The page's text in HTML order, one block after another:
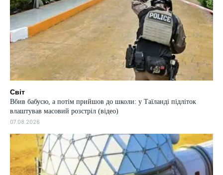
Світ
Вбив бабусю, а потім прийшов до школи: у Таїланді підліток
влаштував масовий розстріл (відео)
07.08.2026